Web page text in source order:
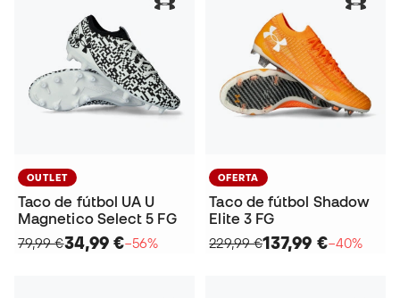
OUTLET
Taco de fútbol UA U
Magnetico Select 5 FG
79,99 €34,99 €−56%
OFERTA
Taco de fútbol Shadow
Elite 3 FG
229,99 €137,99 €−40%